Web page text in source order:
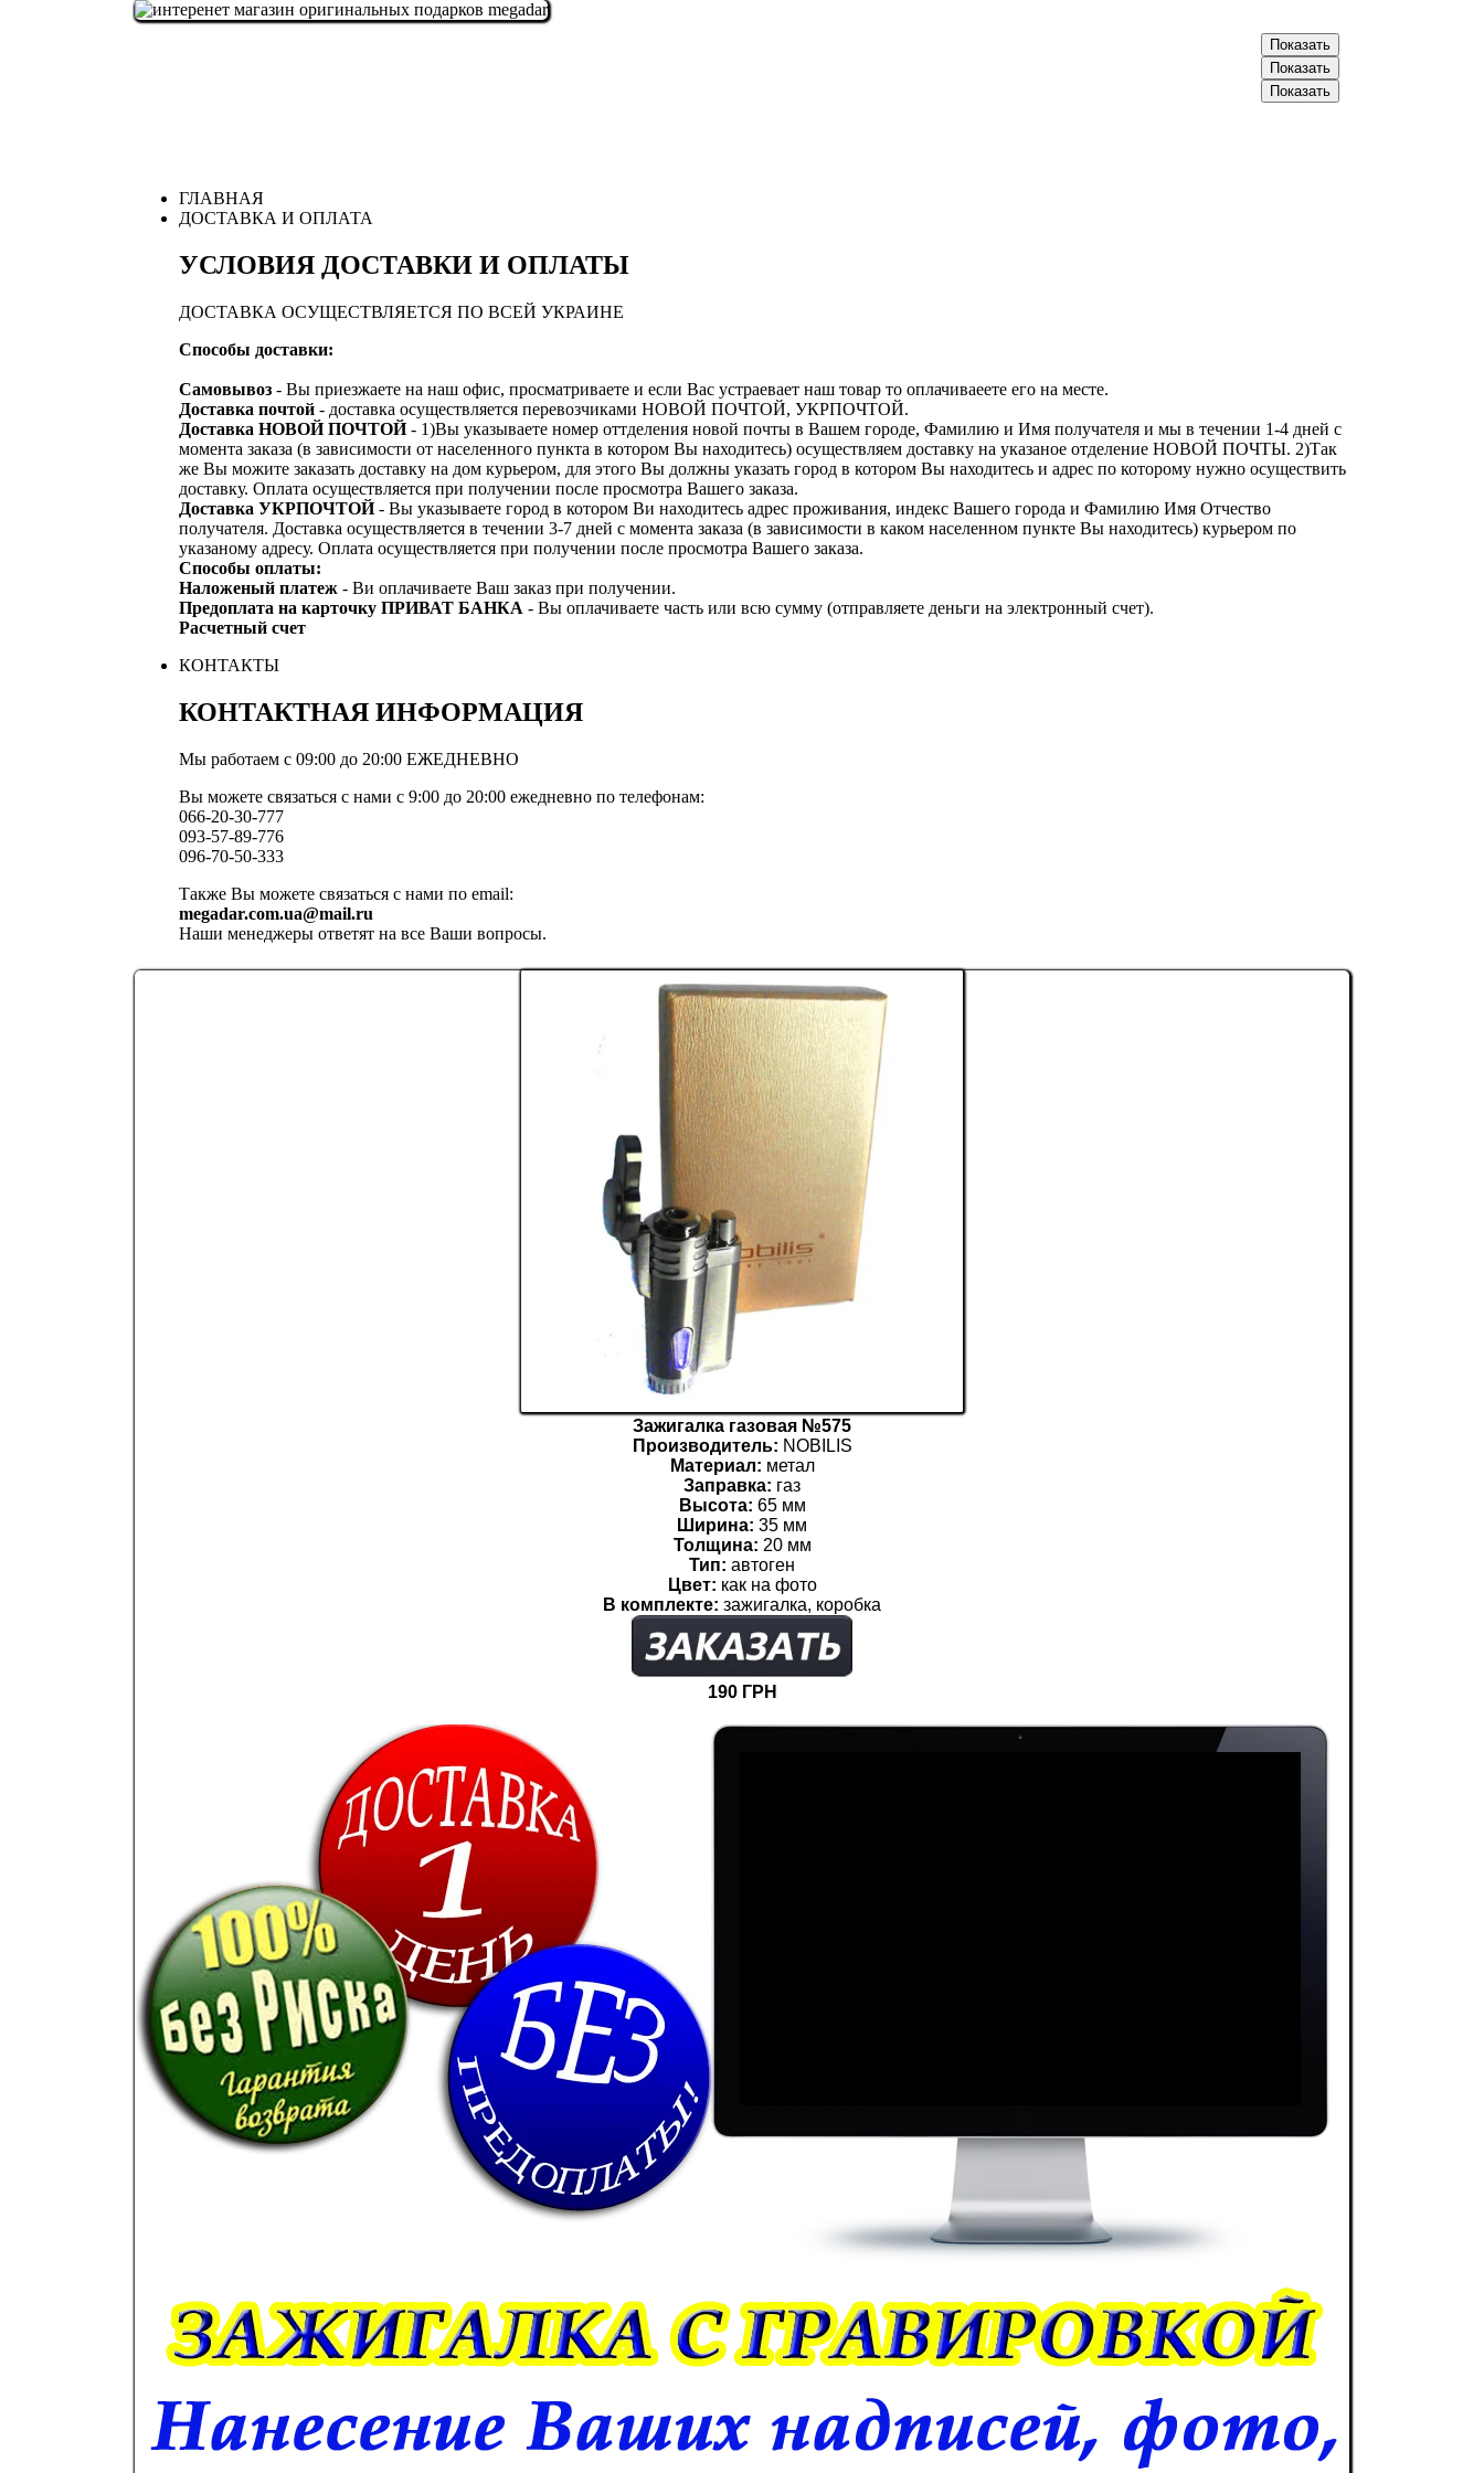
Показать
Показать
Показать
ГЛАВНАЯ
ДОСТАВКА И ОПЛАТА
УСЛОВИЯ ДОСТАВКИ И ОПЛАТЫ
ДОСТАВКА ОСУЩЕСТВЛЯЕТСЯ ПО ВСЕЙ УКРАИНЕ
Способы доставки:
Самовывоз - Вы приезжаете на наш офис, просматриваете и если Вас устраевает наш товар то оплачиваеете его на месте.
Доставка почтой - доставка осуществляется перевозчиками НОВОЙ ПОЧТОЙ, УКРПОЧТОЙ.
Доставка НОВОЙ ПОЧТОЙ- 1)Вы указываете номер оттделения новой почты в Вашем городе, Фамилию и Имя получателя и мы в течении 1-4 дней с
момента заказа (в зависимости от населенного пункта в котором Вы находитесь) осуществляем доставку на указаное отделение НОВОЙ ПОЧТЫ. 2)Так
же Вы можите заказать доставку на дом курьером, для этого Вы должны указать город в котором Вы находитесь и адрес по которому нужно осуществить
доставку. Оплата осуществляется при получении после просмотра Вашего заказа.
Доставка УКРПОЧТОЙ- Вы указываете город в котором Ви находитесь адрес проживания, индекс Вашего города и Фамилию Имя Отчество
получателя. Доставка осуществляется в течении 3-7 дней с момента заказа (в зависимости в каком населенном пункте Вы находитесь) курьером по
указаному адресу. Оплата осуществляется при получении после просмотра Вашего заказа.
Способы оплаты:
Наложеный платеж - Ви оплачиваете Ваш заказ при получении.
Предоплата на карточку ПРИВАТ БАНКА - Вы оплачиваете часть или всю сумму (отправляете деньги на электронный счет).
Расчетный счет
КОНТАКТЫ
КОНТАКТНАЯ ИНФОРМАЦИЯ
Мы работаем с 09:00 до 20:00 ЕЖЕДНЕВНО
Вы можете связаться с нами с 9:00 до 20:00 ежедневно по телефонам:
066-20-30-777
093-57-89-776
096-70-50-333
Также Вы можете связаться с нами по email:
megadar.com.ua@mail.ru
Наши менеджеры ответят на все Ваши вопросы.
Зажигалка газовая №575
Производитель: NOBILIS
Материал: метал
Заправка: газ
Высота: 65 мм
Ширина: 35 мм
Толщина: 20 мм
Тип: автоген
Цвет: как на фото
В комплекте: зажигалка, коробка
190 ГРН